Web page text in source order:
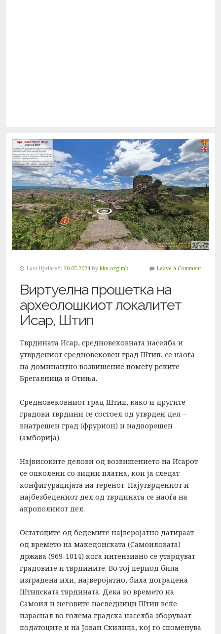
Last Updated: 20.05.2024 by kks.org.mk Leave a Comment
Виртуелна прошетка на
археолошкиот локалитет
Исар, Штип
Тврдината Исар, средновековната населба и
утврдениот средновековен град Штип, се наоѓа
на доминантно возвишение помеѓу реките
Брегалница и Отиња.
Средновековниот град Штип, како и другите
градови тврдини се состоел од утврден дел –
внатрешен град (фрурион) и надворешен
(амборија).
Највисоките делови од возвишението на Исарот
се опколени со зидни платна, кои ја следат
конфигурацијата на теренот. Најутврдениот и
најбезбедениот дел од тврдината се наоѓа на
акрополниот дел.
Остатоците од бедемите најверојатно датираат
од времето на македонската (Самоиловата)
држава (969-1014) кога интензивно се утврдуват
градовите и тврдините. Во тој период била
изградена или, најверојатно, била доградена
Штипската тврдината. Дека во времето на
Самоил и неговите наследници Штип веќе
израснал во голема градска населба зборуваат
податоците и на Јован Скилица, кој го споменува